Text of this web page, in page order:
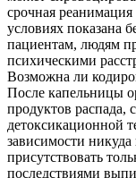
срочная
условиях
пациентам, людям
психическими
Возможна ли
После капельницы
продуктов распада,
детоксикационной
зависимости никуда
присутствовать
последствиями